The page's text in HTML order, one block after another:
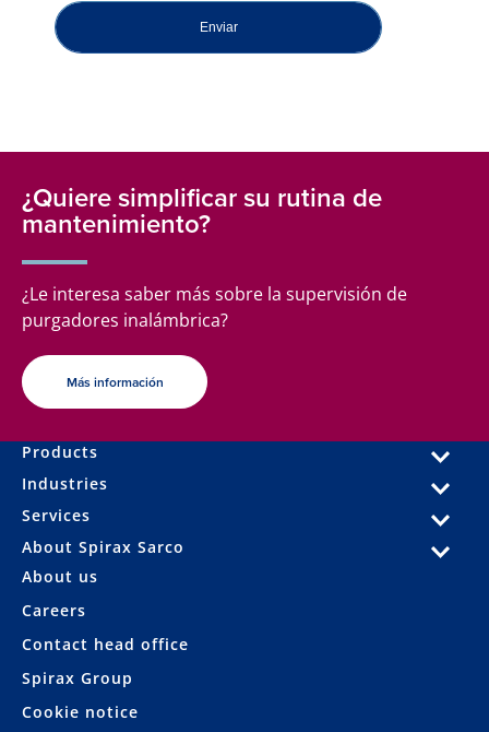
Enviar
¿Quiere simplificar su rutina de
mantenimiento?
¿Le interesa saber más sobre la supervisión de
purgadores inalámbrica?
Más información
Products
Industries
Services
About Spirax Sarco
About us
Careers
Contact head office
Spirax Group
Cookie notice